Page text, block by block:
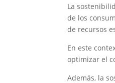
La
de los
de recursos
En este
optimizar el
Además, la